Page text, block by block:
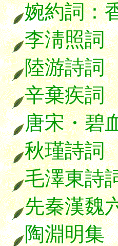
婉約詞：
李淸照詞
陸游詩詞
辛棄疾詞
唐宋・碧
秋瑾詩詞
毛澤東詩
先秦漢魏
陶淵明集